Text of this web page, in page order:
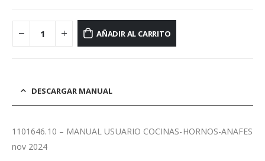
AÑADIR AL CARRITO
DESCARGAR MANUAL
1101646.10 – MANUAL USUARIO COCINAS-HORNOS-ANAFES
nov 2024